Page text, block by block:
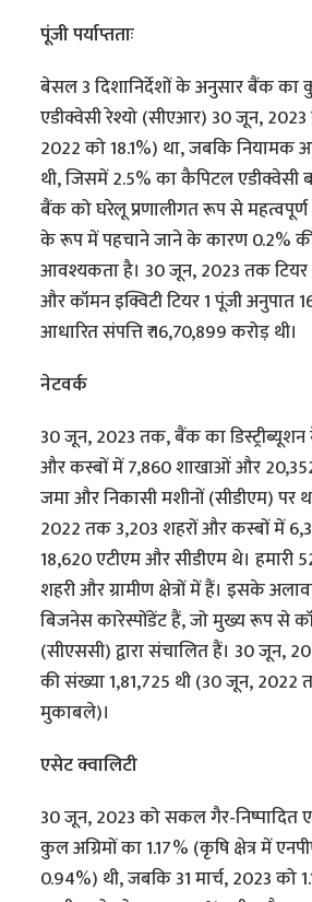
पूंजी पर्याप्तताः
बेसल 3 दिशानिर्देशों के अनुसार बैंक
एडीक्वेसी रेश्यो (सीएआर) 30 जून,
2022 को 18.1%) था, जबकि नियामक
थी, जिसमें 2.5% का कैपिटल एडीक्वेसी
बैंक को घरेलू प्रणालीगत रूप से
के रूप में पहचाने जाने के कारण 0.2% की
आवश्यकता है। 30 जून, 2023 तक टियर
और कॉमन इक्विटी टियर 1 पूंजी अनुपात
आधारित संपत्ति ₹ 16,70,899 करोड़ थी।
नेटवर्क
30 जून, 2023 तक, बैंक का डिस्ट्रीब्यूशन
और कस्बों में 7,860 शाखाओं और
जमा और निकासी मशीनों (सीडीएम) पर
2022 तक 3,203 शहरों और कस्बों में
18,620 एटीएम और सीडीएम थे। हमारी
शहरी और ग्रामीण क्षेत्रों में हैं। इसके
बिजनेस कारेस्पोंडेंट हैं, जो मुख्य रूप से
(सीएससी) द्वारा संचालित हैं। 30 जून,
की संख्या 1,81,725 थी (30 जून, 2022
मुकाबले)।
एसेट क्वालिटी
30 जून, 2023 को सकल गैर-निष्पादित
कुल अग्रिमों का 1.17% (कृषि क्षेत्र में
0.94%) थी, जबकि 31 मार्च, 2023 को